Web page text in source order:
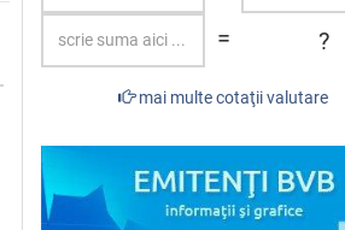
=
?
mai multe cotaţii valutare